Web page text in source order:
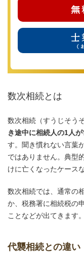
無
士
数次相続とは
数次相続（すうじそう
き途中に相続人の1人
す。聞き慣れない言葉
ではありません。典型
けに亡くなったケース
数次相続では、通常の
か、税務署に相続税の
ことなどが出てきます。
代襲相続との違い